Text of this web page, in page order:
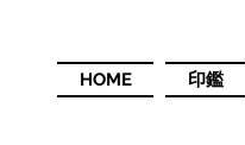
HOME 印鑑